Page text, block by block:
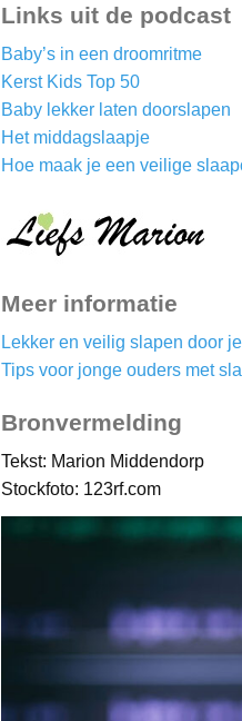
Links uit de podcast
Baby’s in een droomritme
Kerst Kids Top 50
Baby lekker laten doorslapen
Het middagslaapje
Hoe maak je een veilige
Meer informatie
Lekker en veilig slapen door
Tips voor jonge ouders met
Bronvermelding
Tekst: Marion Middendorp
Stockfoto: 123rf.com